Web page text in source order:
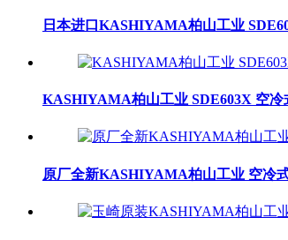
日本进口KASHIYAMA柏山工业
KASHIYAMA柏山工业 SDE603X 空冷
原厂全新KASHIYAMA柏山工业 空冷